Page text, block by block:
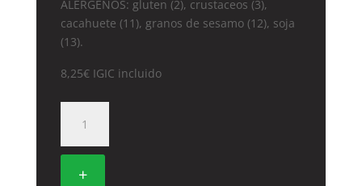
ALÉRGENOS: gluten (2), crustaceos (3),
cacahuete (11), granos de sesamo (12), soja
(13).
8,25€ IGIC incluido
FIDEOS
DE
+